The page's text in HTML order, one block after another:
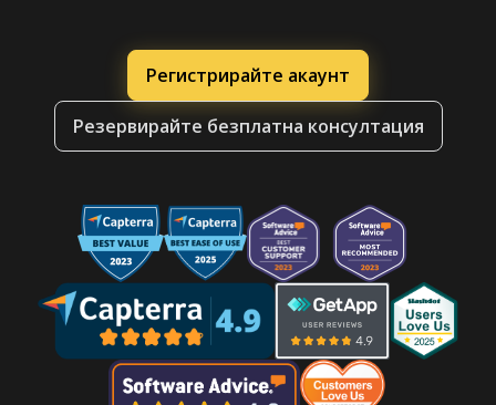
Регистрирайте акаунт
Резервирайте безплатна консултация